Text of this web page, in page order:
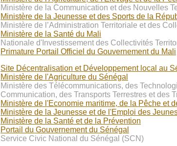
Ministère de la Communication et des Nouvelles
Ministère de la Jeunesse et des Sports de la
Ministère de l’Administration Territoriale et des
Ministère de la Santé du Mali
Nationale d'Investissement des Collectivités
Primature Portail Officiel du Gouvernement du Mali
Site Décentralisation et Développement local au
Ministère de l'Agriculture du Sénégal
Ministère des Télécommunications, des
Communication, des Transports Terrestres et des
Ministère de l'Economie maritime, de la Pêche et
Ministère de la Jeunesse et de l'Emploi des
Ministère de la Santé et de la Prévention
Portail du Gouvernement du Sénégal
Service Civic National du Sénégal (SCN)